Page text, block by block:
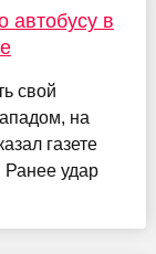
в
свой
на
газете
удар